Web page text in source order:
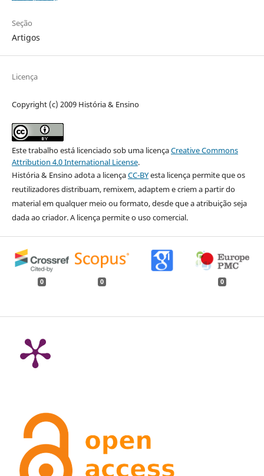
Seção
Artigos
Licença
Copyright (c) 2009 História & Ensino
Este trabalho está licenciado sob uma licençaCreative Commons
Attribution 4.0 International License.
História & Ensino adota a licençaCC-BYesta licença permite que os
reutilizadores distribuam, remixem, adaptem e criem a partir do
material em qualquer meio ou formato, desde que a atribuição seja
dada ao criador. A licença permite o uso comercial.
0 0 0